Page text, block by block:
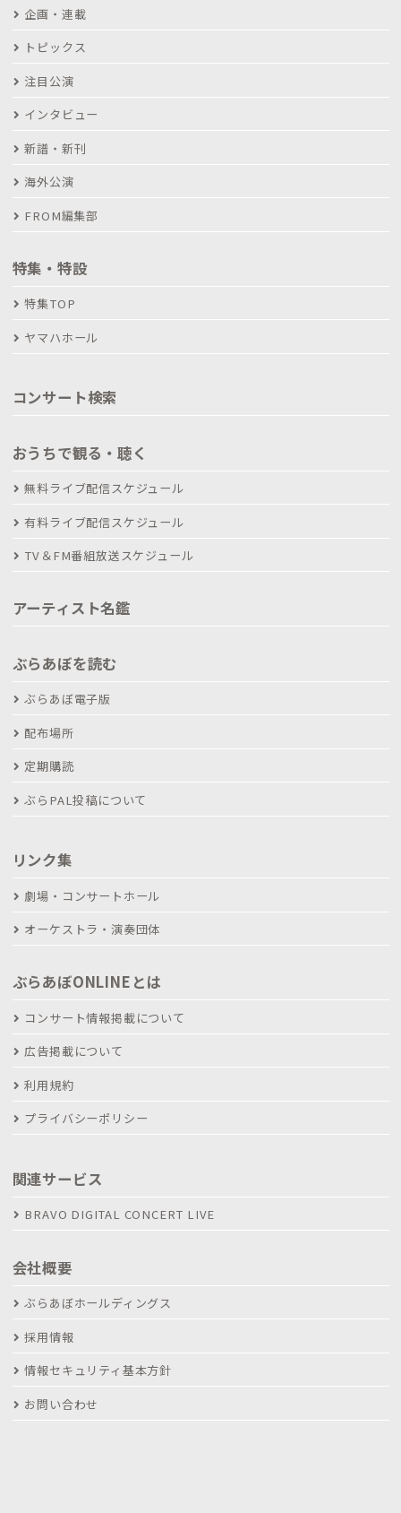
企画・連載
トピックス
注目公演
インタビュー
新譜・新刊
海外公演
FROM編集部
特集・特設
特集TOP
ヤマハホール
コンサート検索
おうちで観る・聴く
無料ライブ配信スケジュール
有料ライブ配信スケジュール
TV＆FM番組放送スケジュール
アーティスト名鑑
ぶらあぼを読む
ぶらあぼ電子版
配布場所
定期購読
ぶらPAL投稿について
リンク集
劇場・コンサートホール
オーケストラ・演奏団体
ぶらあぼONLINEとは
コンサート情報掲載について
広告掲載について
利用規約
プライバシーポリシー
関連サービス
BRAVO DIGITAL CONCERT LIVE
会社概要
ぶらあぼホールディングス
採用情報
情報セキュリティ基本方針
お問い合わせ